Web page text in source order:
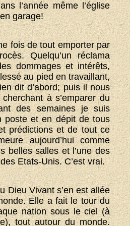
l’année même l’église
garage!
fois de tout emporter par
Quelqu’un réclama
dommages et intérêts,
au pied en travaillant,
dit d’abord; puis il nous
à s’emparer du
des semaines je suis
poste et en dépit de tous
prédictions et de tout ce
aujourd’hui comme
belles salles et l’une des
Etats-Unis. C’est vrai.
Dieu Vivant s’en est allée
Elle a fait le tour du
nation sous le ciel (à
tout autour du monde.